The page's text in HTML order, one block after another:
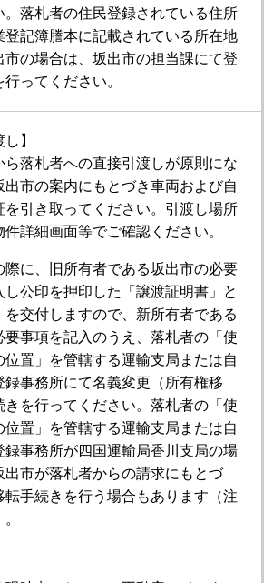
。落札者の住民登録されている住所
登記簿謄本に記載されている所在地
市の場合は、坂出市の担当課にて登
ってください。
】
落札者への直接引渡しが原則にな
出市の案内にもとづき車両および自
を引き取ってください。引渡し場所
件詳細画面等でご確認ください。
に、旧所有者である坂出市の必要
し公印を押印した「譲渡証明書」と
を交付しますので、新所有者である
要事項を記入のうえ、落札者の「使
位置」を管轄する運輸支局または自
録事務所にて名義変更（所有権移
きを行ってください。落札者の「使
位置」を管轄する運輸支局または自
録事務所が四国運輸局香川支局の場
出市が落札者からの請求にもとづ
転手続きを行う場合もあります（注